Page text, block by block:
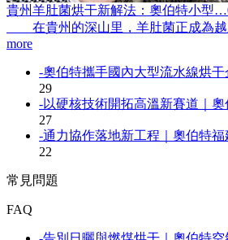
貴州羊肚菌烘干新解法：奧伯特小型…
在貴州的深山里，羊肚菌正成為越
more
-奧伯特攜手國內大型流水線烘
29
-以硬核技術開拓高溫新賽道｜
27
-通力協作落地新工程｜奧伯特
22
常見問題
FAQ